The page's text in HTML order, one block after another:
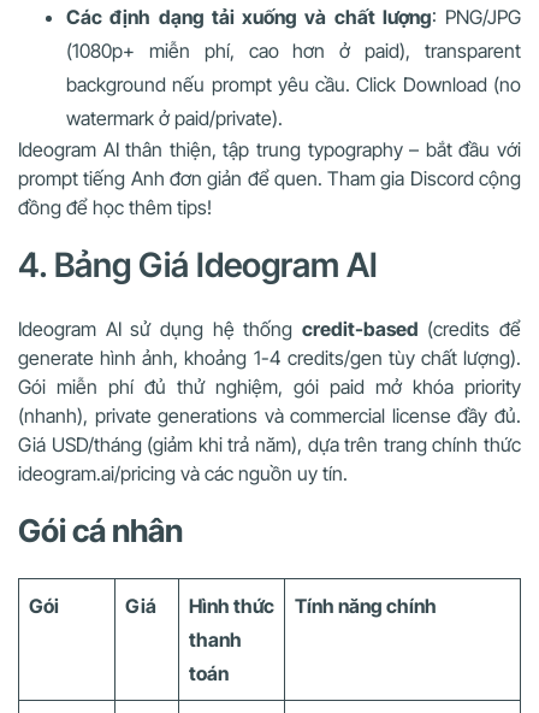
Các định dạng tải xuống và chất lượng: PNG/JPG
(1080p+ miễn phí, cao hơn ở paid), transparent
background nếu prompt yêu cầu. Click Download (no
watermark ở paid/private).
Ideogram AI thân thiện, tập trung typography – bắt đầu với
prompt tiếng Anh đơn giản để quen. Tham gia Discord cộng
đồng để học thêm tips!
4. Bảng Giá Ideogram AI
Ideogram AI sử dụng hệ thống credit-based (credits để
generate hình ảnh, khoảng 1-4 credits/gen tùy chất lượng).
Gói miễn phí đủ thử nghiệm, gói paid mở khóa priority
(nhanh), private generations và commercial license đầy đủ.
Giá USD/tháng (giảm khi trả năm), dựa trên trang chính thức
ideogram.ai/pricing và các nguồn uy tín.
Gói cá nhân
Gói Giá
Hình thức
thanh
toán
Tính năng chính